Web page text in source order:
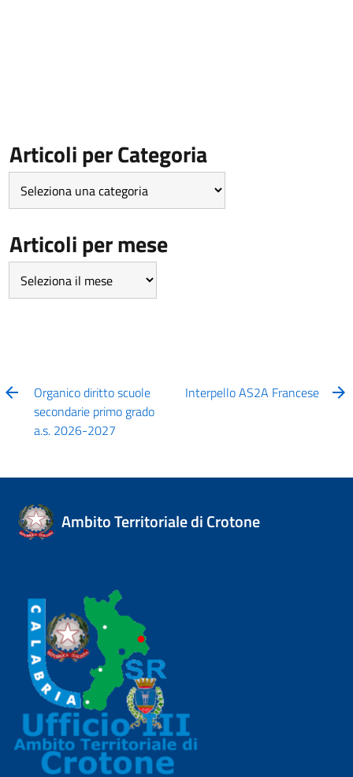
Articoli per Categoria
per
Articoli per mese
per
Organico diritto scuole
secondarie primo grado
a.s. 2026-2027
Interpello AS2A Francese
Ambito Territoriale di Crotone